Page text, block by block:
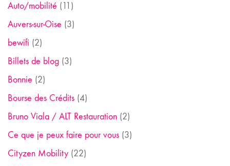
Auto/mobilité (11)
Auvers-sur-Oise (3)
bewifi (2)
Billets de blog (3)
Bonnie (2)
Bourse des Crédits (4)
Bruno Viala / ALT Restauration (2)
Ce que je peux faire pour vous (3)
Cityzen Mobility (22)